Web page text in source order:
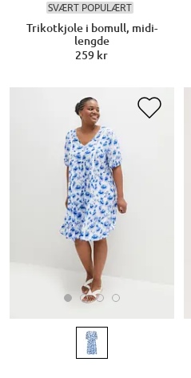
SVÆRT POPULÆRT
Trikotkjole i bomull, midi-
lengde
259 kr